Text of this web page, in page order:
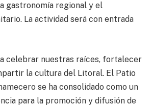
gastronomía regional y el
La actividad será con entrada
celebrar nuestras raíces, fortalecer
la cultura del Litoral. El Patio
se ha consolidado como un
para la promoción y difusión de